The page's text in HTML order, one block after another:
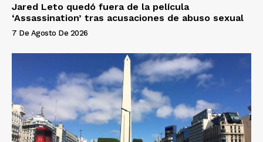
Jared Leto quedó fuera de la película
‘Assassination’ tras acusaciones de abuso sexual
7 De Agosto De 2026